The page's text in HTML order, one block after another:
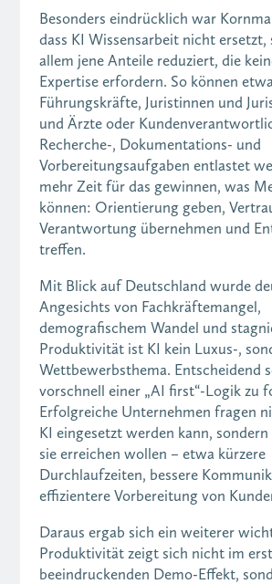
Besonders eindrücklich war
dass KI Wissensarbeit nicht ersetzt,
allem jene Anteile reduziert, die
Expertise erfordern. So können etwa
Führungskräfte, Juristinnen und
und Ärzte oder
Recherche-, Dokumentations- und
Vorbereitungsaufgaben entlastet
mehr Zeit für das gewinnen, was
können: Orientierung geben,
Verantwortung übernehmen und
treffen.
Mit Blick auf Deutschland wurde
Angesichts von Fachkräftemangel,
demografischem Wandel und
Produktivität ist KI kein Luxus-,
Wettbewerbsthema. Entscheidend
vorschnell einer „AI first“-Logik zu
Erfolgreiche Unternehmen fragen
KI eingesetzt werden kann,
sie erreichen wollen – etwa kürzere
Durchlaufzeiten, bessere
effizientere Vorbereitung von
Daraus ergab sich ein weiterer
Produktivität zeigt sich nicht im
beeindruckenden Demo-Effekt,